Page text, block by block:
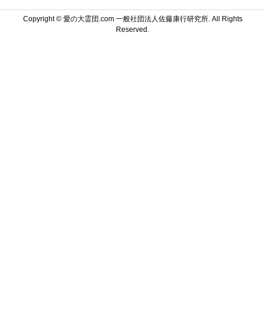
Copyright ©愛の大霊団.com 一般社団法人佐藤康行研究所. All Rights
Reserved.